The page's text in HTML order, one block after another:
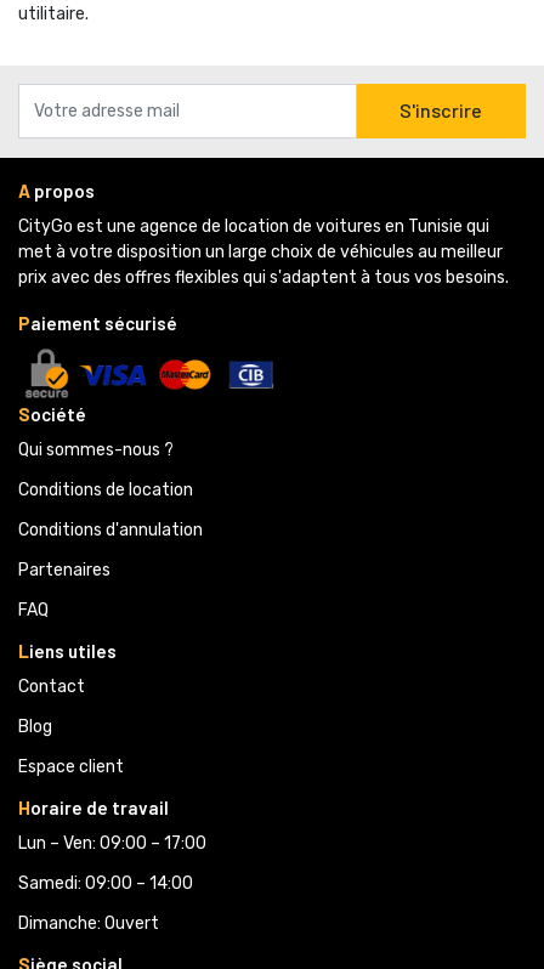
utilitaire.
S'inscrire
A propos
CityGo est une agence de location de voitures en Tunisie qui
met à votre disposition un large choix de véhicules au meilleur
prix avec des offres flexibles qui s'adaptent à tous vos besoins.
Paiement sécurisé
Société
Qui sommes-nous ?
Conditions de location
Conditions d'annulation
Partenaires
FAQ
Liens utiles
Contact
Blog
Espace client
Horaire de travail
Lun – Ven: 09:00 – 17:00
Samedi: 09:00 – 14:00
Dimanche: Ouvert
Siège social